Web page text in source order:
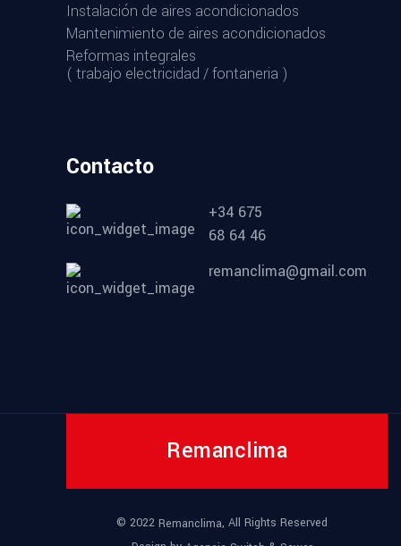
Instalación de aires acondicionados
Mantenimiento de aires acondicionados
Reformas integrales
( trabajo electricidad / fontaneria )
Contacto
+34 675
68 64 46
remanclima@gmail.com
Remanclima
© 2022 Remanclima, All Rights Reserved